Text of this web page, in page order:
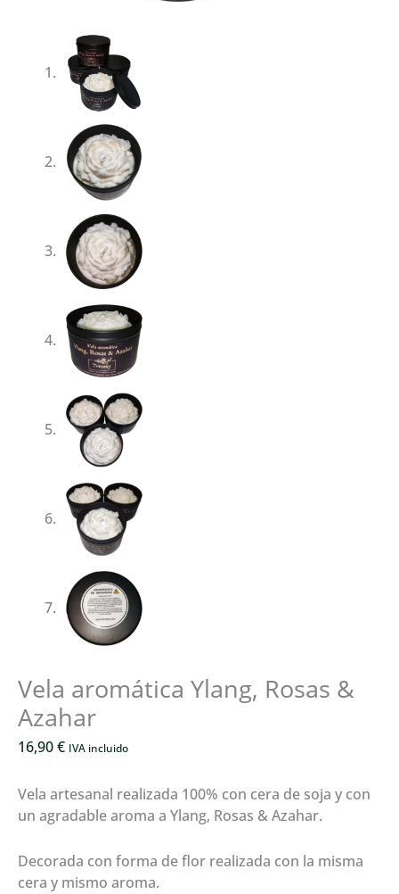
Vela aromática Ylang, Rosas &
Azahar
16,90€ IVA incluido
Vela artesanal realizada 100% con cera de soja y con
un agradable aroma a Ylang, Rosas & Azahar.
Decorada con forma de flor realizada con la misma
cera y mismo aroma.